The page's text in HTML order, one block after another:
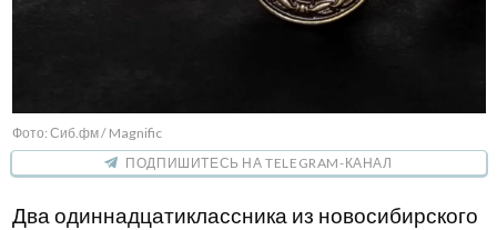
Фото: Сиб.фм / Magnific
ПОДПИШИТЕСЬ НА TELEGRAM-КАНАЛ
Два одиннадцатиклассника из новосибирского